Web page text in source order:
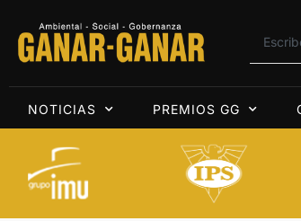
NOTICIAS PREMIOS GG